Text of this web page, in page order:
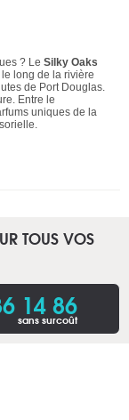
? Le Silky Oaks
long de la rivière
de Port Douglas.
Entre le
uniques de la
TOUS VOS
14 86
sans surcoût